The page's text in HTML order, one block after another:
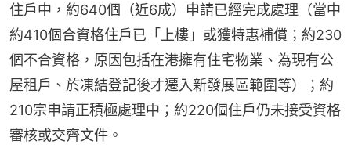
住戶中，約640個（近6成）申請已經完成處理（當中
約410個合資格住戶已「上樓」或獲特惠補償；約230
個不合資格，原因包括在港擁有住宅物業、為現有公
屋租戶、於凍結登記後才遷入新發展區範圍等）；約
210宗申請正積極處理中；約220個住戶仍未接受資格
審核或交齊文件。